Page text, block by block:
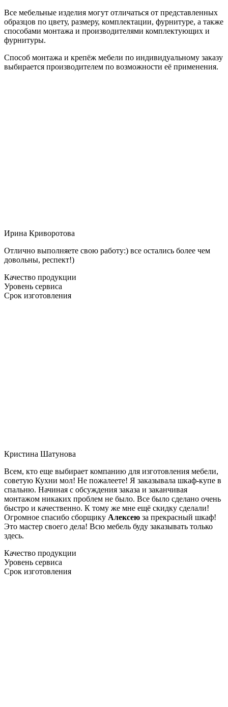
Все мебельные изделия могут отличаться от представленных
образцов по цвету, размеру, комплектации, фурнитуре, а также
способами монтажа и производителями комплектующих и
фурнитуры.
Способ монтажа и крепёж мебели по индивидуальному заказу
выбирается производителем по возможности её применения.
Ирина Криворотова
Отлично выполняете свою работу:) все остались более чем
довольны, респект!)
Качество продукции
Уровень сервиса
Срок изготовления
Кристина Шатунова
Всем, кто еще выбирает компанию для изготовления мебели,
советую Кухни мол! Не пожалеете! Я заказывала шкаф-купе в
спальню. Начиная с обсуждения заказа и заканчивая
монтажом никаких проблем не было. Все было сделано очень
быстро и качественно. К тому же мне ещё скидку сделали!
Огромное спасибо сборщику Алексею за прекрасный шкаф!
Это мастер своего дела! Всю мебель буду заказывать только
здесь.
Качество продукции
Уровень сервиса
Срок изготовления